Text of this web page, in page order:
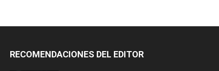
RECOMENDACIONES DEL EDITOR